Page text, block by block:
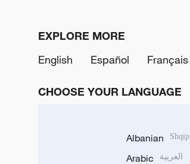
EXPLORE MORE
English
Español Français
CHOOSE YOUR LANGUAGE
Albanian Shqip
Arabic العربية